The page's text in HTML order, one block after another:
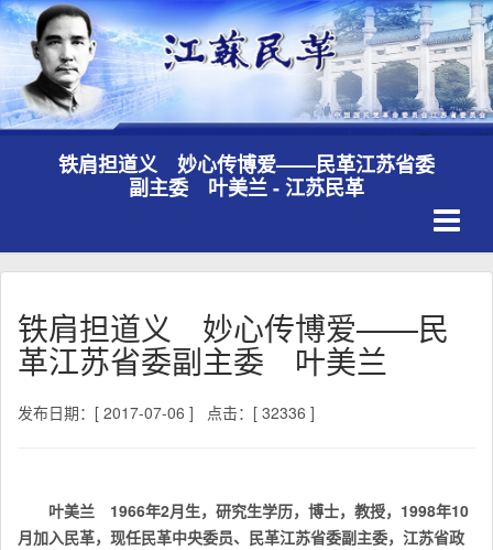
铁肩担道义 妙心传博爱——民革江苏省委
副主委 叶美兰 - 江苏民革
铁肩担道义 妙心传博爱——民
革江苏省委副主委 叶美兰
发布日期：[ 2017-07-06 ] 点击：[ 32336 ]
叶美兰 1966年2月生，研究生学历，博士，教授，1998年10
月加入民革，现任民革中央委员、民革江苏省委副主委，江苏省政